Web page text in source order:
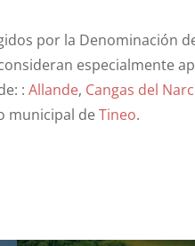
por la Denominación
especialmente
:Allande, Cangas del
municipal deTineo.